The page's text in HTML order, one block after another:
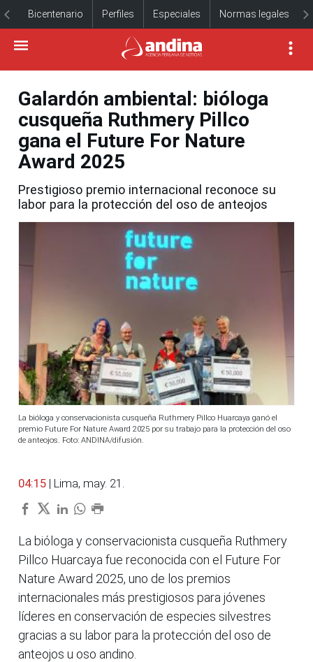
Bicentenario Perfiles Especiales Normas legales
Galardón ambiental: bióloga
cusqueña Ruthmery Pillco
gana el Future For Nature
Award 2025
Prestigioso premio internacional reconoce su
labor para la protección del oso de anteojos
La bióloga y conservacionista cusqueña Ruthmery Pillco Huarcaya ganó el
premio Future For Nature Award 2025 por su trabajo para la protección del oso
de anteojos. Foto: ANDINA/difusión.
04:15 | Lima, may. 21.
La bióloga y conservacionista cusqueña Ruthmery
Pillco Huarcaya fue reconocida con el Future For
Nature Award 2025, uno de los premios
internacionales más prestigiosos para jóvenes
líderes en conservación de especies silvestres
gracias a su labor para la protección del oso de
anteojos u oso andino.